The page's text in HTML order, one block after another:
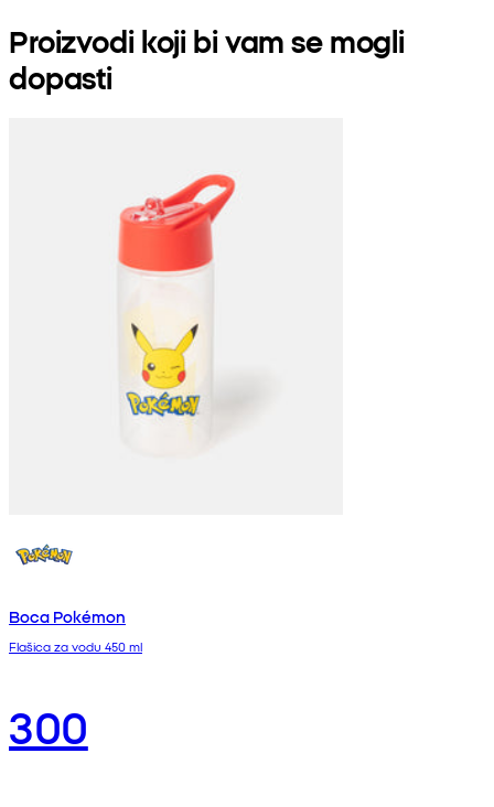
Proizvodi koji bi vam se mogli
dopasti
Boca Pokémon
Flašica za vodu 450 ml
300